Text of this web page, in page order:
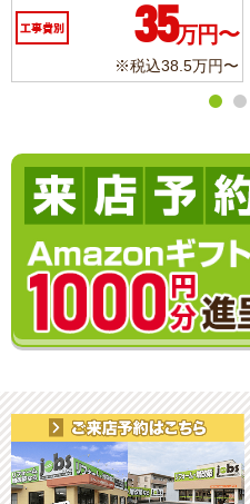
工事費別 43.4万円〜
※税込47.7万円〜